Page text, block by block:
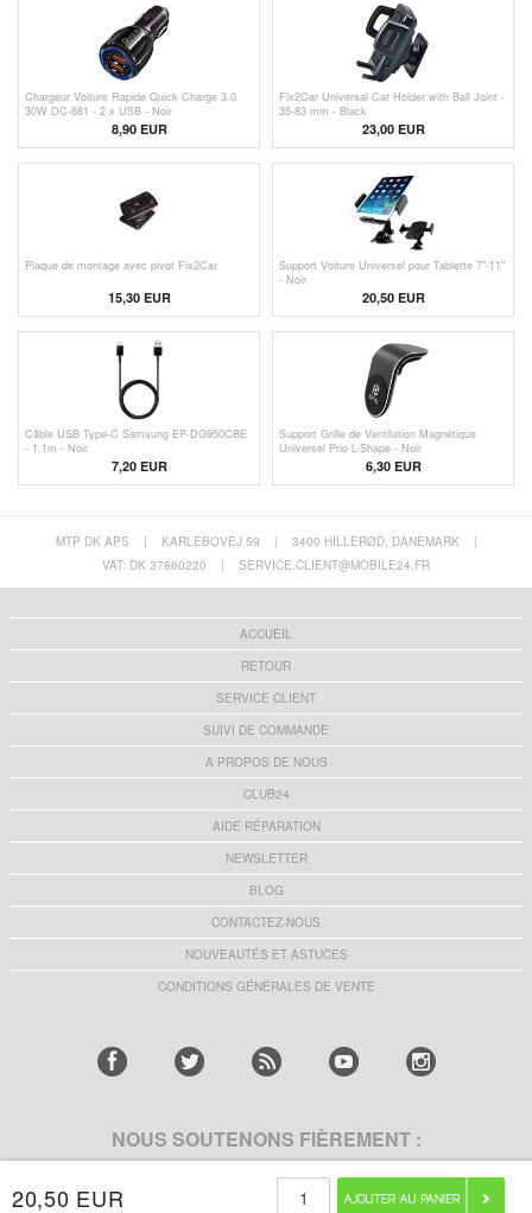
Chargeur Voiture Rapide Quick Charge 3.0
30W DC-681 - 2 x USB - Noir
8,90 EUR
Fix2Car Universal Car Holder with Ball Joint -
35-83 mm - Black
23,00 EUR
Plaque de montage avec pivot Fix2Car
15,30EUR
Support Voiture Universel pour Tablette 7"-11"
- Noir
20,50 EUR
Câble USB Type-C Samsung EP-DG950CBE
- 1.1m - Noir
7,20 EUR
Support Grille de Ventilation Magnétique
Universel Prio L-Shape - Noir
6,30 EUR
20,50 EUR
MTP DK APS | KARLEBOVEJ 59 | 3400 HILLERØD, DANEMARK
|
VAT: DK 37860220
| SERVICE.CLIENT@MOBILE24.FR
ACCUEIL
RETOUR
SERVICE CLIENT
SUIVI DE COMMANDE
A PROPOS DE NOUS
CLUB24
AIDE RÉPARATION
NEWSLETTER
BLOG
CONTACTEZ-NOUS
NOUVEAUTÉS ET ASTUCES
CONDITIONS GÉNÉRALES DE VENTE
NOUS SOUTENONS FIÈREMENT :